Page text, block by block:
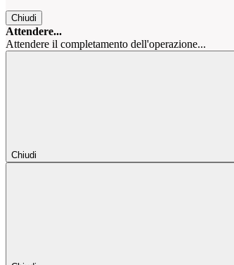
Chiudi
Attendere...
Attendere il completamento dell'operazione...
Chiudi